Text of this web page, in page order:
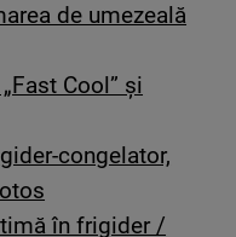
de umezeală
Cool” și
congelator,
în frigider /